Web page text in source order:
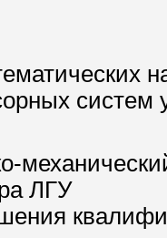
систем
ЛГУ